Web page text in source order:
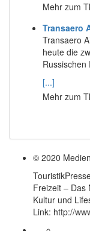
Mehr zum
Transaero
Transaero
heute die
Russischen
[...]
Mehr zum
© 2020
Freizeit – Das
Kultur und
Link: http://